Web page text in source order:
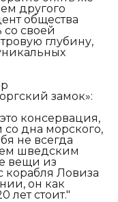
другого
общества
со своей
глубину,
замок»:
консервация,
со дна морского,
не всегда
шведским
вещи из
корабля Ловиза
он как
лет стоит."